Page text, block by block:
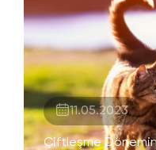
11.05.2023
Çiftleşme